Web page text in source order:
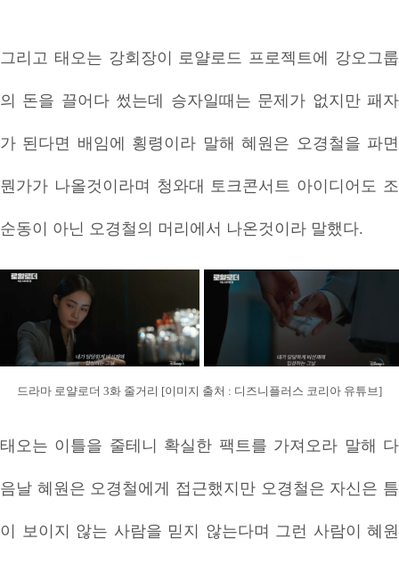
그리고 태오는 강회장이 로얄로드 프로젝트에 강오그룹
의 돈을 끌어다 썼는데 승자일때는 문제가 없지만 패자
가 된다면 배임에 횡령이라 말해 혜원은 오경철을 파면
뭔가가 나올것이라며 청와대 토크콘서트 아이디어도 조
순동이 아닌 오경철의 머리에서 나온것이라 말했다.
드라마 로얄로더 3화 줄거리 [이미지 출처 : 디즈니플러스 코리아 유튜브]
태오는 이틀을 줄테니 확실한 팩트를 가져오라 말해 다
음날 혜원은 오경철에게 접근했지만 오경철은 자신은 틈
이 보이지 않는 사람을 믿지 않는다며 그런 사람이 혜원